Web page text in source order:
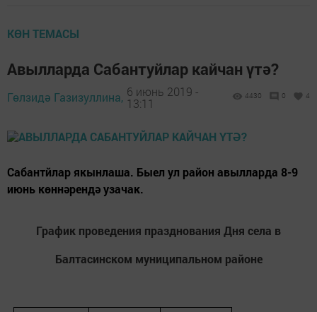
КӨН ТЕМАСЫ
Авылларда Сабантуйлар кайчан үтә?
Гөлзидә Газизуллина, 6 июнь 2019 -
13:11
4430 0 4
Сабантйлар якынлаша. Быел ул район авылларда 8-9
июнь көннәрендә узачак.
График проведения празднования Дня села в
Балтасинском муниципальном районе